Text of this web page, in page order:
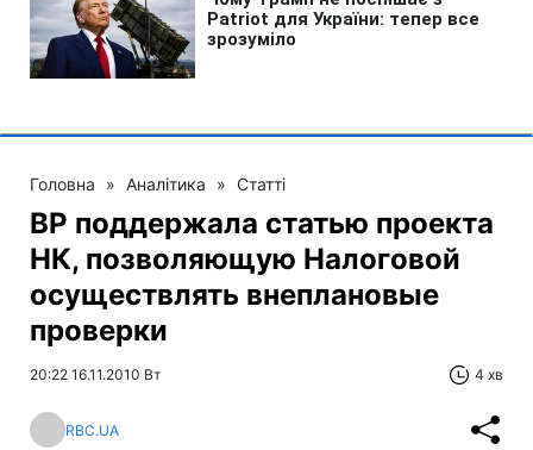
Головна » Аналітика » Статті
ВР поддержала статью проекта
НК, позволяющую Налоговой
осуществлять внеплановые
проверки
20:22 16.11.2010 Вт 4 хв
RBC.UA